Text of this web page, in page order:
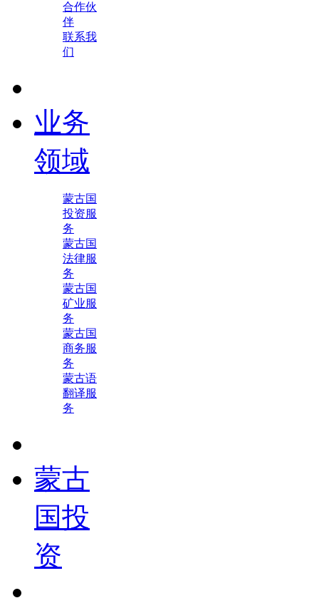
合作伙
伴
联系我
们
业务
领域
蒙古国
投资服
务
蒙古国
法律服
务
蒙古国
矿业服
务
蒙古国
商务服
务
蒙古语
翻译服
务
蒙古
国投
资